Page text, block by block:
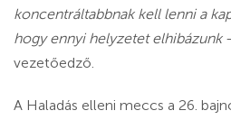
koncentráltabbnak kell lenni a
hogy ennyi helyzetet elhibázunk
vezetőedző.
A Haladás elleni meccs a 26.